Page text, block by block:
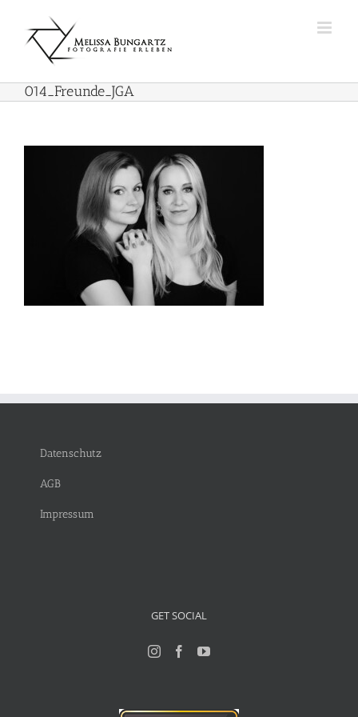
springen
014_Freunde_JGA
Datenschutz
AGB
Impressum
GET SOCIAL